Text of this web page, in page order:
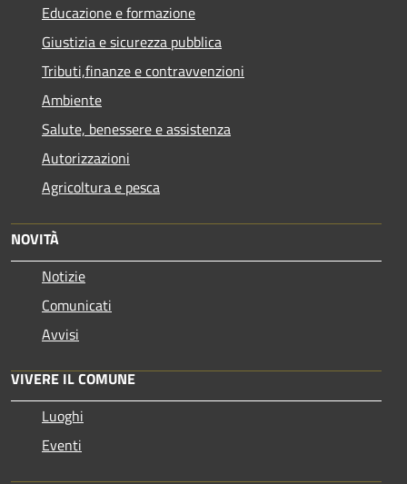
Educazione e formazione
Giustizia e sicurezza pubblica
Tributi,finanze e contravvenzioni
Ambiente
Salute, benessere e assistenza
Autorizzazioni
Agricoltura e pesca
NOVITÀ
Notizie
Comunicati
Avvisi
VIVERE IL COMUNE
Luoghi
Eventi